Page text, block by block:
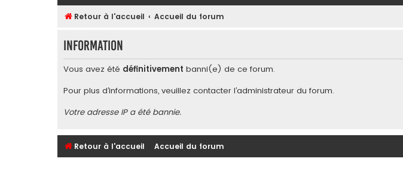
Retour à l'accueil Accueil du forum
Information
Vous avez été définitivement banni(e) de ce forum.
Pour plus d’informations, veuillez contacter l’administrateur du forum.
Votre adresse IP a été bannie.
Retour à l'accueil Accueil du forum